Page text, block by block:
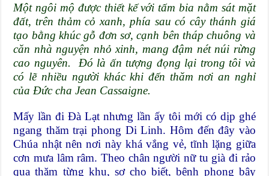
Một ngôi mộ được thiết kế với tấm bia nằm sát mặt
đất, trên thảm cỏ xanh, phía sau có cây thánh giá
tạo bằng khúc gỗ đơn sơ, cạnh bên tháp chuông và
căn nhà nguyện nhỏ xinh, mang đậm nét núi rừng
cao nguyên. Ðó là ấn tượng đọng lại trong tôi và
có lẽ nhiều người khác khi đến thăm nơi an nghỉ
của Ðức cha Jean Cassaigne.
Mấy lần đi Ðà Lạt nhưng lần ấy tôi mới có dịp ghé
ngang thăm trại phong Di Linh. Hôm đến đây vào
Chúa nhật nên nơi này khá vắng vẻ, tĩnh lặng giữa
cơn mưa lâm râm. Theo chân người nữ tu già đi rảo
qua thăm từng khu, sơ cho biết, bệnh phong bây